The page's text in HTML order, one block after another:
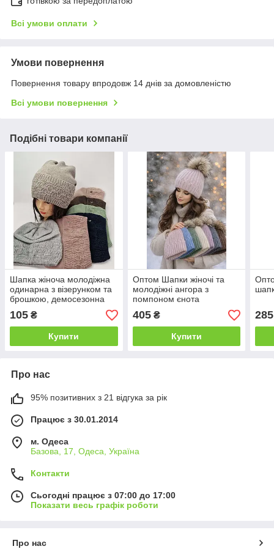
Всі умови оплати
Умови повернення
Повернення товару впродовж 14 днів за домовленістю
Всі умови повернення
Подібні товари компанії
Шапка жіноча молодіжна
одинарна з візерунком та
брошкою, демосезонна
105 ₴
Купити
Оптом Шапки жіночі та
молодіжні ангора з
помпоном єнота
405₴
Купити
285
Про нас
95% позитивних з 21 відгука за рік
Працює з 30.01.2014
м. Одеса
Базова, 17, Одеса, Україна
Контакти
Сьогодні працює з 07:00 до 17:00
Показати весь графік роботи
Про нас